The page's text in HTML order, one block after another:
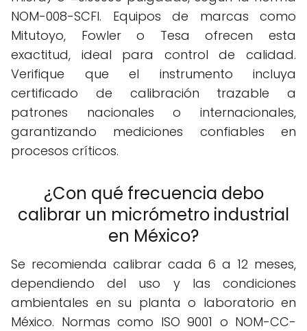
NOM-008-SCFI. Equipos de marcas como
Mitutoyo, Fowler o Tesa ofrecen esta
exactitud, ideal para control de calidad.
Verifique que el instrumento incluya
certificado de calibración trazable a
patrones nacionales o internacionales,
garantizando mediciones confiables en
procesos críticos.
¿Con qué frecuencia debo
calibrar un micrómetro industrial
en México?
Se recomienda calibrar cada 6 a 12 meses,
dependiendo del uso y las condiciones
ambientales en su planta o laboratorio en
México. Normas como ISO 9001 o NOM-CC-